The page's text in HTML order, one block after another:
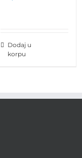
Dodaj u
korpu